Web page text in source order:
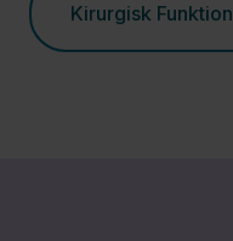
Kirurgisk